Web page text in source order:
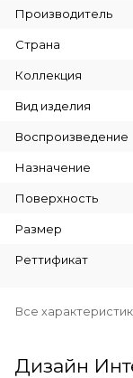
Производитель
Страна
Коллекция
Вид изделия
Воспроизведение
Назначение
Поверхность
Размер
Реттификат
Все
Дизайн